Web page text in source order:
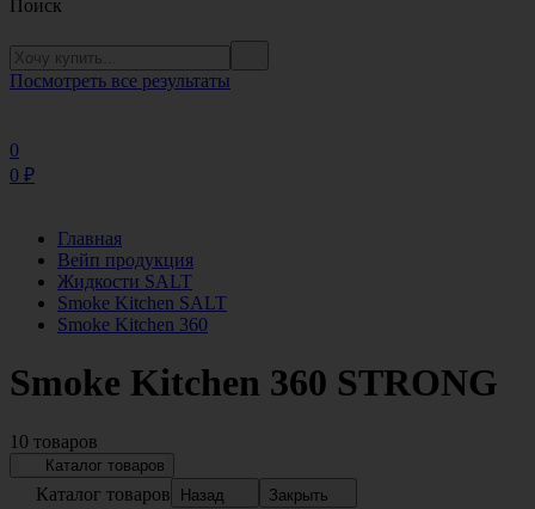
Поиск
Посмотреть все результаты
0
0 ₽
Главная
Вейп продукция
Жидкости SALT
Smoke Kitchen SALT
Smoke Kitchen 360
Smoke Kitchen 360 STRONG
10 товаров
Каталог товаров
Каталог товаров Назад Закрыть